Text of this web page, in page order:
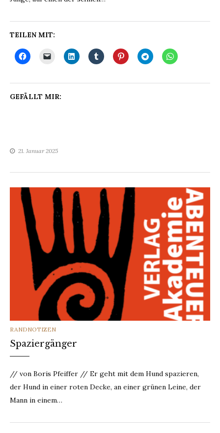
TEILEN MIT:
GEFÄLLT MIR:
21. Januar 2025
CATEGORIES
RANDNOTIZEN
Spaziergänger
// von Boris Pfeiffer // Er geht mit dem Hund spazieren,
der Hund in einer roten Decke, an einer grünen Leine, der
Mann in einem…